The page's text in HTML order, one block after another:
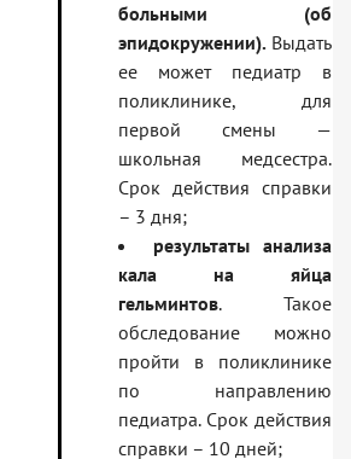
больными (об
эпидокружении). Выдать
ее может педиатр в
поликлинике, для
первой смены —
школьная медсестра.
Срок действия справки
– 3 дня;
результаты анализа
кала на яйца
гельминтов. Такое
обследование можно
пройти в поликлинике
по направлению
педиатра. Срок действия
справки – 10 дней;